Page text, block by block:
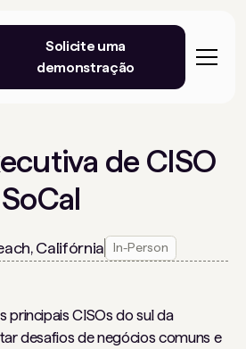
Solicite uma
demonstração
de CISO
Califórnia In-Person
principais CISOs do sul da
desafios de negócios comuns e